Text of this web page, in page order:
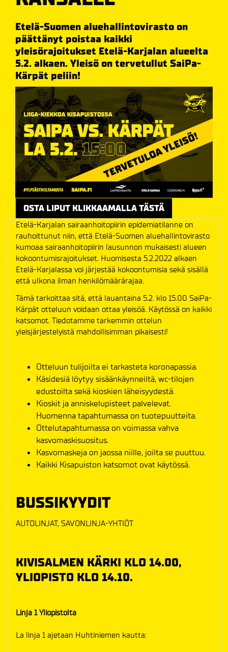
Etelä-Suomen aluehallintovirasto on
päättänyt poistaa kaikki
yleisörajoitukset Etelä-Karjalan alueelta
5.2. alkaen. Yleisö on tervetullut SaiPa-
Kärpät peliin!
OSTA LIPUT KLIKKAAMALLA TÄSTÄ
Etelä-Karjalan sairaanhoitopiirin epidemiatilanne on
rauhoittunut niin, että Etelä-Suomen aluehallintovirasto
kumoaa sairaanhoitopiirin lausunnon mukaisesti alueen
kokoontumisrajoitukset. Huomisesta 5.2.2022 alkaen
Etelä-Karjalassa voi järjestää kokoontumisia sekä sisällä
että ulkona ilman henkilömäärärajaa.
Tämä tarkoittaa sitä, että lauantaina 5.2. klo 15.00 SaiPa-
Kärpät otteluun voidaan ottaa yleisöä. Käytössä on kaikki
katsomot. Tiedotamme tarkemmin ottelun
yleisjärjestelyistä mahdollisimman pikaisesti!
Otteluun tulijoilta ei tarkasteta koronapassia.
Käsidesiä löytyy sisäänkäynneiltä, wc-tilojen
edustoilta sekä kioskien läheisyydestä.
Kioskit ja anniskelupisteet palvelevat.
Huomenna tapahtumassa on tuotepuutteita.
Ottelutapahtumassa on voimassa vahva
kasvomaskisuositus.
Kasvomaskeja on jaossa niille, joilta se puuttuu.
Kaikki Kisapuiston katsomot ovat käytössä.
BUSSIKYYDIT
AUTOLINJAT, SAVONLINJA-YHTIÖT
KIVISALMEN KÄRKI KLO 14.00,
YLIOPISTO KLO 14.10.
Linja 1 Yliopistolta
La linja 1 ajetaan Huhtiniemen kautta: